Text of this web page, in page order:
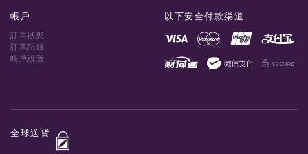
帳戶
訂單狀態
訂單記錄
帳戶設置
以下安全付款渠道
全球送貨